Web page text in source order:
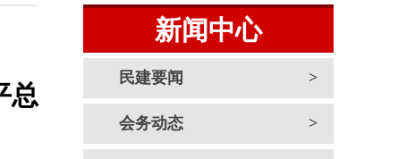
总
新闻中心
民建要闻
会务动态